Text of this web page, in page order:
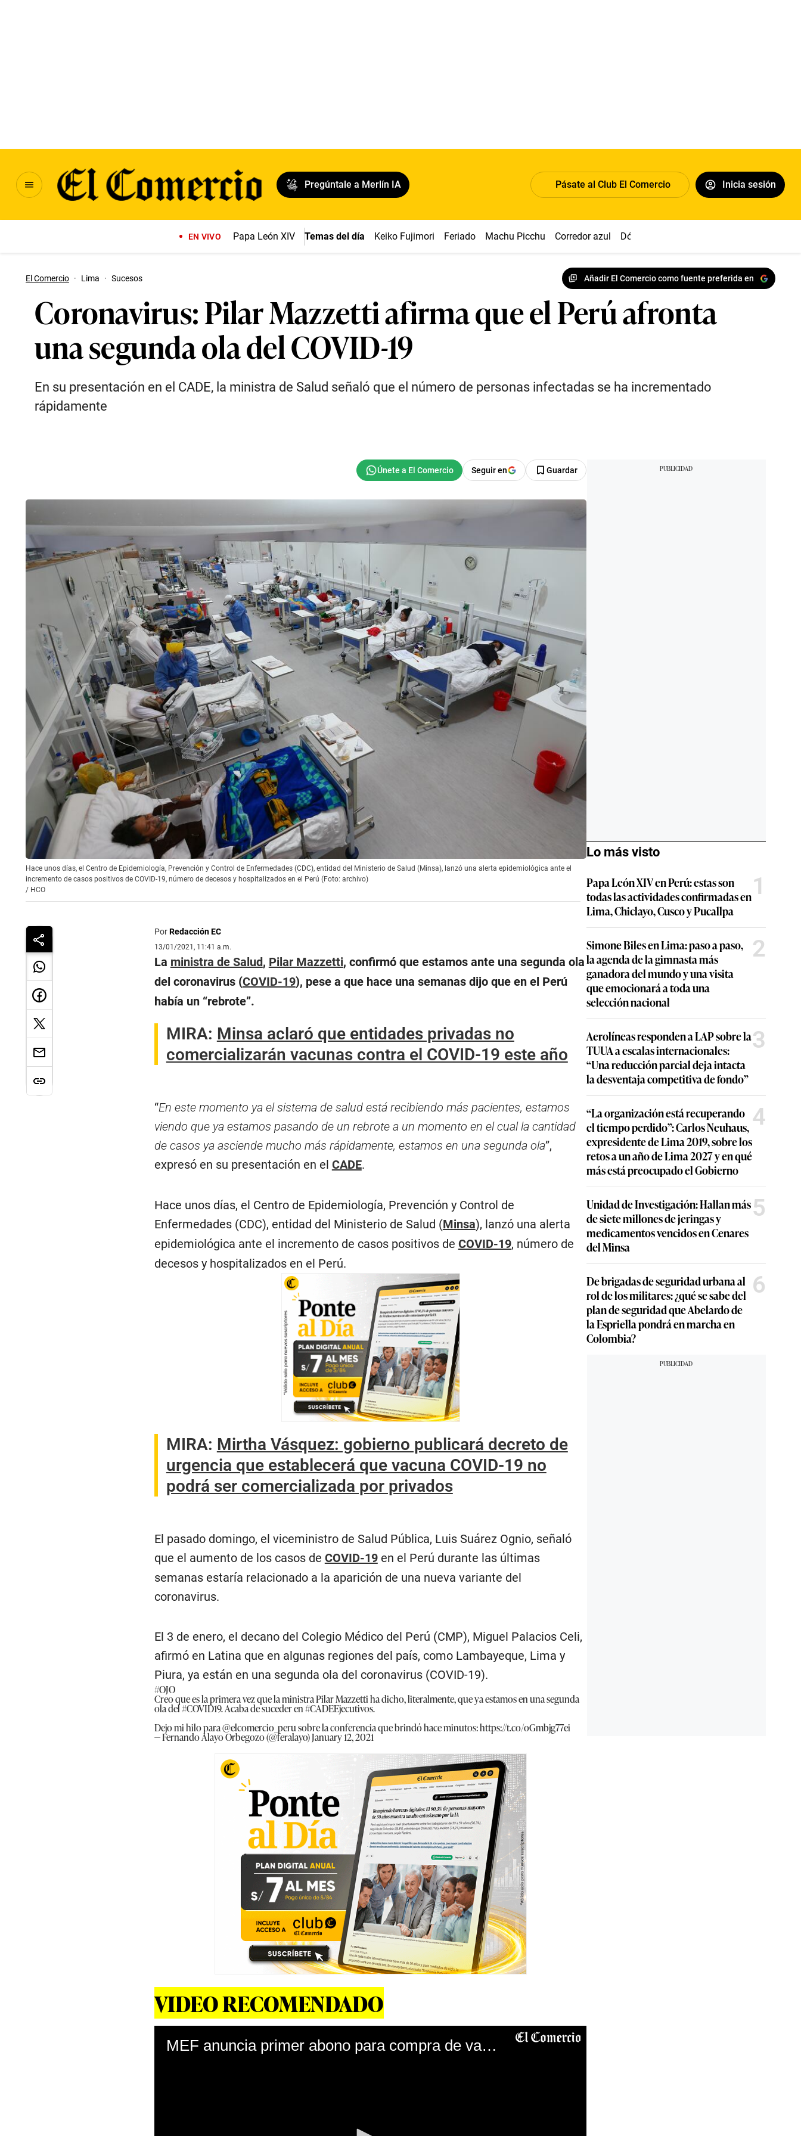
Pregúntale a Merlín IA Pásate al Club El Comercio Inicia sesión
EN VIVO Papa León XIV Temas del día Keiko Fujimori Feriado Machu Picchu Corredor azul Dólar
El Comercio · Lima · Sucesos Añadir El Comercio como fuente preferida en
Coronavirus: Pilar Mazzetti afirma que el Perú afronta
una segunda ola del COVID-19
En su presentación en el CADE, la ministra de Salud señaló que el número de personas infectadas se ha incrementado
rápidamente
Seguir en Guardar
Hace unos días, el Centro de Epidemiología, Prevención y Control de Enfermedades (CDC), entidad del Ministerio de Salud (Minsa), lanzó una alerta epidemiológica ante el
incremento de casos positivos de COVID-19, número de decesos y hospitalizados en el Perú (Foto: archivo)
/ HCO
PorRedacción EC
13/01/2021, 11:41 a.m.
La ministra de Salud, Pilar Mazzetti, confirmó que estamos ante una segunda ola
del coronavirus (COVID-19), pese a que hace una semanas dijo que en el Perú
había un “rebrote”.
MIRA: Minsa aclaró que entidades privadas no
comercializarán vacunas contra el COVID-19 este año
“En este momento ya el sistema de salud está recibiendo más pacientes, estamos
viendo que ya estamos pasando de un rebrote a un momento en el cual la cantidad
de casos ya asciende mucho más rápidamente, estamos en una segunda ola”,
expresó en su presentación en el CADE.
Hace unos días, el Centro de Epidemiología, Prevención y Control de
Enfermedades (CDC), entidad del Ministerio de Salud (Minsa), lanzó una alerta
epidemiológica ante el incremento de casos positivos de COVID-19, número de
decesos y hospitalizados en el Perú.
MIRA: Mirtha Vásquez: gobierno publicará decreto de
urgencia que establecerá que vacuna COVID-19 no
podrá ser comercializada por privados
El pasado domingo, el viceministro de Salud Pública, Luis Suárez Ognio, señaló
que el aumento de los casos de COVID-19en el Perú durante las últimas
semanas estaría relacionado a la aparición de una nueva variante del
coronavirus.
El 3 de enero, el decano del Colegio Médico del Perú (CMP), Miguel Palacios Celi,
afirmó en Latina que en algunas regiones del país, como Lambayeque, Lima y
Piura, ya están en una segunda ola del coronavirus (COVID-19).
#OJO
Creo que es la primera vez que la ministra Pilar Mazzetti ha dicho, literalmente, que ya estamos en una segunda
ola del#COVID19. Acaba de suceder en#CADEEjecutivos.
Dejo mi hilo para@elcomercio_perusobre la conferencia que brindó hace minutos:https://t.co/oGmbjg77ei
— Fernando Alayo Orbegozo (@feralayo)January 12, 2021
VIDEO RECOMENDADO
MEF anuncia primer abono para compra de vacuna
Lo más visto
Papa León XIV en Perú: estas son
todas las actividades confirmadas en
Lima, Chiclayo, Cusco y Pucallpa
1
Simone Biles en Lima: paso a paso,
la agenda de la gimnasta más
ganadora del mundo y una visita
que emocionará a toda una
selección nacional
2
Aerolíneas responden a LAP sobre la
TUUA a escalas internacionales:
“Una reducción parcial deja intacta
la desventaja competitiva de fondo”
3
“La organización está recuperando
el tiempo perdido”: Carlos Neuhaus,
expresidente de Lima 2019, sobre los
retos a un año de Lima 2027 y en qué
más está preocupado el Gobierno
4
Unidad de Investigación: Hallan más
de siete millones de jeringas y
medicamentos vencidos en Cenares
del Minsa
5
De brigadas de seguridad urbana al
rol de los militares: ¿qué se sabe del
plan de seguridad que Abelardo de
la Espriella pondrá en marcha en
Colombia?
6